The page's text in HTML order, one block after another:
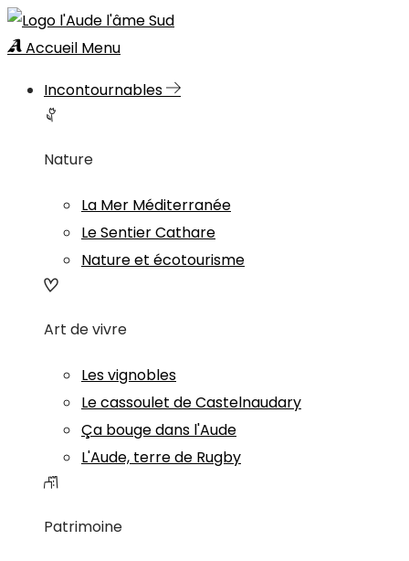
Accueil Menu
Incontournables
Nature
La Mer Méditerranée
Le Sentier Cathare
Nature et écotourisme
Art de vivre
Les vignobles
Le cassoulet de Castelnaudary
Ça bouge dans l'Aude
L'Aude, terre de Rugby
Patrimoine